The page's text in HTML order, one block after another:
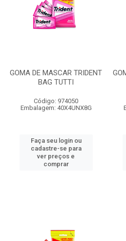
GOMA DE MASCAR TRIDENT
BAG TUTTI
Código: 974050
Embalagem: 40X4UNX8G
Faça seu login ou
cadastre-se para
ver preços e
comprar